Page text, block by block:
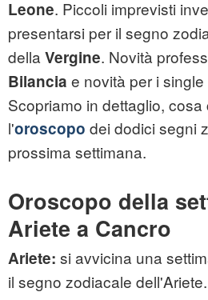
Leone. Piccoli imprevisti
presentarsi per il segno
della Vergine. Novità
Bilancia e novità per i single
Scopriamo in dettaglio, cosa
l'oroscopo dei dodici segni
prossima settimana.
Oroscopo della
Ariete a Cancro
Ariete: si avvicina una
il segno zodiacale dell'Ariete.